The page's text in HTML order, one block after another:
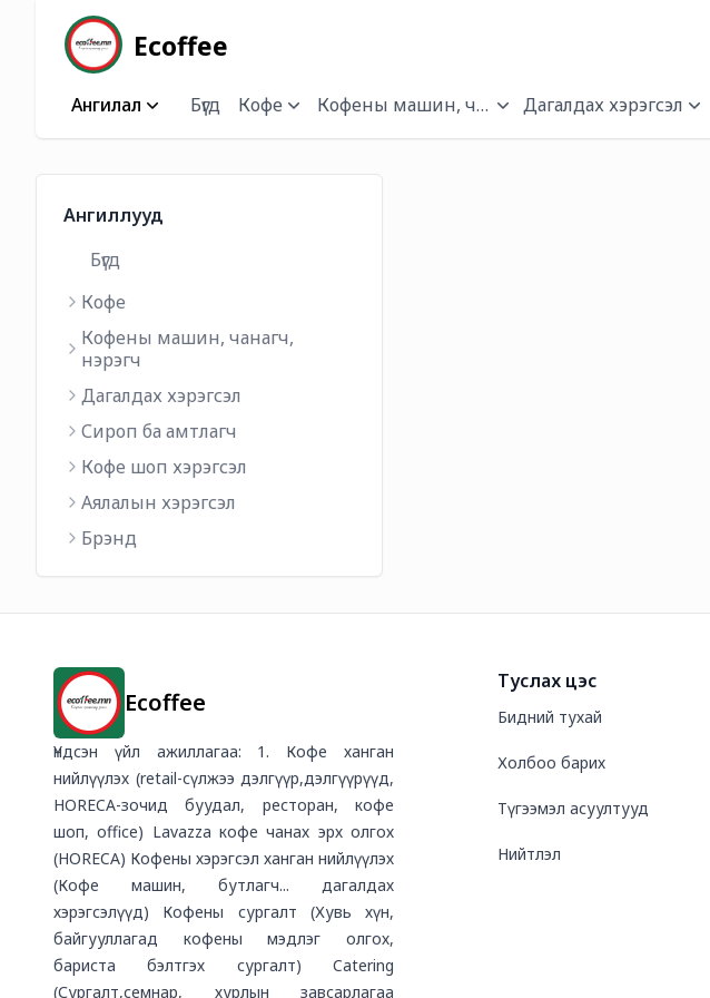
Ecoffee
Ангилал Бүгд Кофе Кофены машин, чанагч, нэрэгчДагалдах хэрэгсэл
Ангиллууд
Бүгд
Кофе
Кофены машин, чанагч,
нэрэгч
Дагалдах хэрэгсэл
Сироп ба амтлагч
Кофе шоп хэрэгсэл
Аялалын хэрэгсэл
Брэнд
Ecoffee
Үндсэн үйл ажиллагаа: 1. Кофе ханган
нийлүүлэх (retail-сүлжээ дэлгүүр,дэлгүүрүүд,
HORECA-зочид буудал, ресторан, кофе
шоп, office) Lavazza кофе чанах эрх олгох
(HORECA) Кофены хэрэгсэл ханган нийлүүлэх
(Кофе машин, бутлагч... дагалдах
хэрэгсэлүүд) Кофены сургалт (Хувь хүн,
байгууллагад кофены мэдлэг олгох,
бариста бэлтгэх сургалт) Catering
(Сургалт,семнар, хурлын завсарлагаа
Туслах цэс
Бидний тухай
Холбоо барих
Түгээмэл асуултууд
Нийтлэл